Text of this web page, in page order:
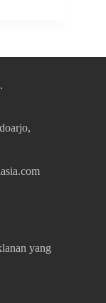
yang